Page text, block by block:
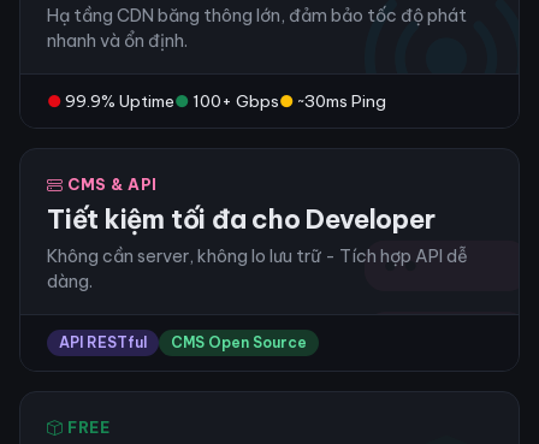
Hạ tầng CDN băng thông lớn, đảm bảo tốc độ phát
nhanh và ổn định.
●99.9% Uptime● 100+ Gbps● ~30ms Ping
CMS & API
Tiết kiệm tối đa cho Developer
Không cần server, không lo lưu trữ - Tích hợp API dễ
dàng.
API RESTful CMS Open Source
FREE